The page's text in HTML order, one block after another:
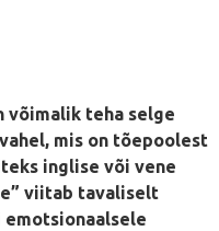
võimalik teha selge
mis on tõepoolest
inglise või vene
viitab tavaliselt